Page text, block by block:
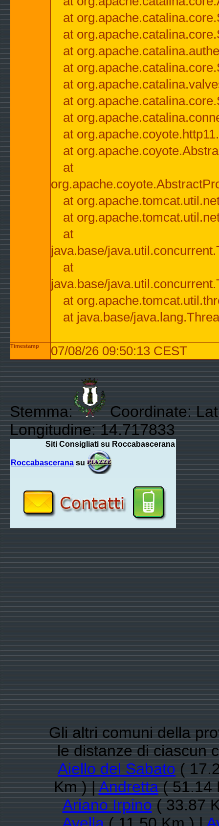
at
at
at
at
at
at
at
at
at
at
at
at
at
java.base/
at
java.base/
at
at java.base/
Timestamp 07/08/26 09:50:13 CEST
Stemma:
Coordinate:
Longitudine: 14.717833
Siti Consigliati su Roccabascerana
Roccabascerana su
Gli altri comuni della
le distanze di ciascun
Aiello del Sabato(
Km ) |Andretta( 51.14
Ariano Irpino( 33.87